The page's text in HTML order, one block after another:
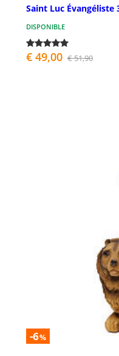
Saint Luc
DISPONIBLE
€ 49,00 € 51,90
-6%